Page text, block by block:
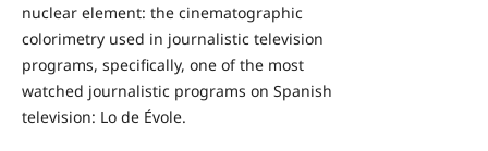
nuclear element: the cinematographic
colorimetry used in journalistic television
programs, specifically, one of the most
watched journalistic programs on Spanish
television: Lo de Évole.